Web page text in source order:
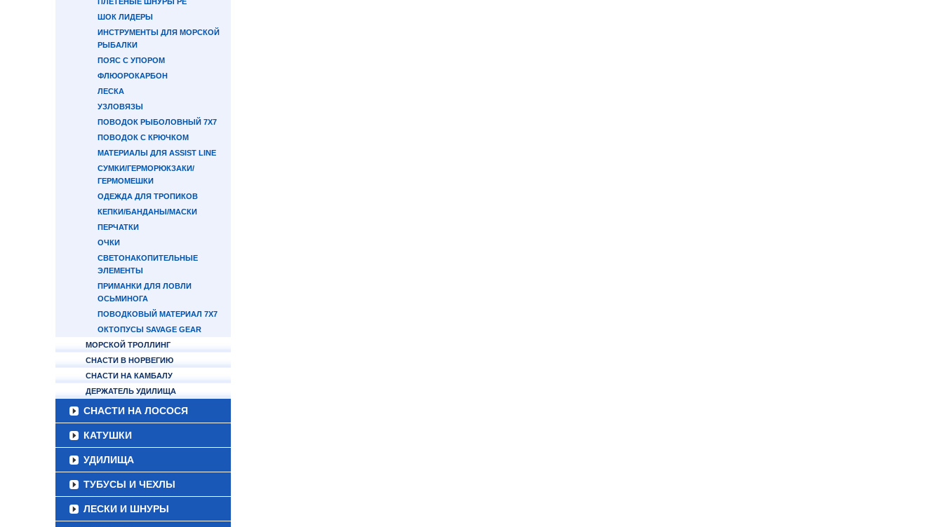
ШОК ЛИДЕРЫ
ИНСТРУМЕНТЫ ДЛЯ МОРСКОЙ
РЫБАЛКИ
ПОЯС С УПОРОМ
ФЛЮОРОКАРБОН
ЛЕСКА
УЗЛОВЯЗЫ
ПОВОДОК РЫБОЛОВНЫЙ 7Х7
ПОВОДОК С КРЮЧКОМ
МАТЕРИАЛЫ ДЛЯ ASSIST LINE
СУМКИ/ГЕРМОРЮКЗАКИ/
ГЕРМОМЕШКИ
ОДЕЖДА ДЛЯ ТРОПИКОВ
КЕПКИ/БАНДАНЫ/МАСКИ
ПЕРЧАТКИ
ОЧКИ
СВЕТОНАКОПИТЕЛЬНЫЕ
ЭЛЕМЕНТЫ
ПРИМАНКИ ДЛЯ ЛОВЛИ
ОСЬМИНОГА
ПОВОДКОВЫЙ МАТЕРИАЛ 7Х7
ОКТОПУСЫ SAVAGE GEAR
МОРСКОЙ ТРОЛЛИНГ
СНАСТИ В НОРВЕГИЮ
СНАСТИ НА КАМБАЛУ
ДЕРЖАТЕЛЬ УДИЛИЩА
СНАСТИ НА ЛОСОСЯ
КАТУШКИ
УДИЛИЩА
ТУБУСЫ И ЧЕХЛЫ
ЛЕСКИ И ШНУРЫ